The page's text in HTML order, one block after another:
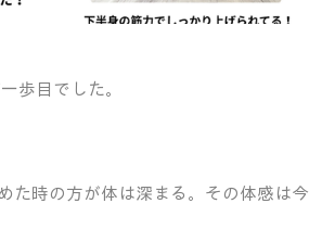
歩目でした。
た時の方が体は深まる。その体感は今